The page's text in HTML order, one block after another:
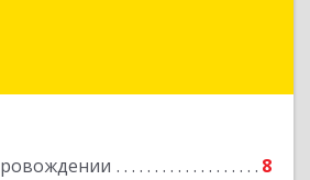
8
край, Зеленогорск г,